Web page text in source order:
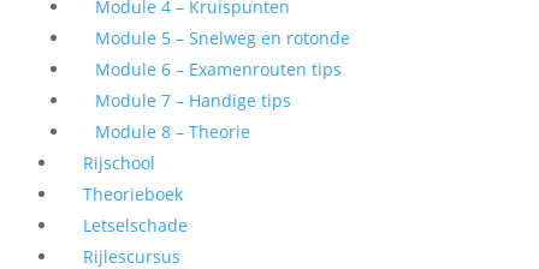
Module 4 – Kruispunten
Module 5 – Snelweg en rotonde
Module 6 – Examenrouten tips
Module 7 – Handige tips
Module 8 – Theorie
Rijschool
Theorieboek
Letselschade
Rijlescursus